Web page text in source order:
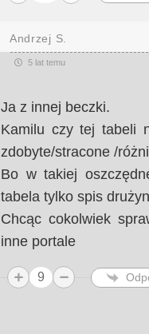
Andrzej S.
5 lat temu
Ja z innej beczki.
Kamilu czy tej tabeli
zdobyte/stracone /
Bo w takiej
tabela tylko spis
Chcąc cokolwiek
inne portale
9